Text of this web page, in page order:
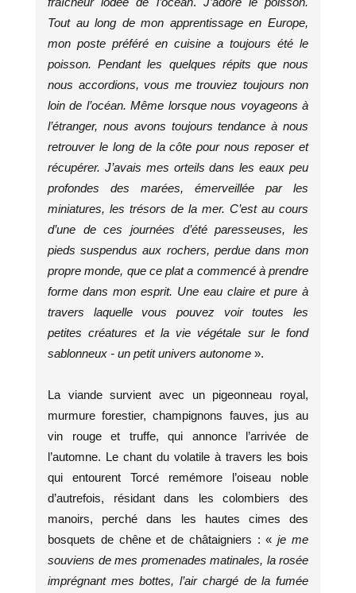
Tout au long de mon apprentissage en Europe,
mon poste préféré en cuisine a toujours été le
poisson. Pendant les quelques répits que nous
nous accordions, vous me trouviez toujours non
loin de l’océan. Même lorsque nous voyageons à
l’étranger, nous avons toujours tendance à nous
retrouver le long de la côte pour nous reposer et
récupérer. J’avais mes orteils dans les eaux peu
profondes des marées, émerveillée par les
miniatures, les trésors de la mer. C’est au cours
d’une de ces journées d’été paresseuses, les
pieds suspendus aux rochers, perdue dans mon
propre monde, que ce plat a commencé à prendre
forme dans mon esprit. Une eau claire et pure à
travers laquelle vous pouvez voir toutes les
petites créatures et la vie végétale sur le fond
sablonneux - un petit univers autonome ».
La viande survient avec un pigeonneau royal,
murmure forestier, champignons fauves, jus au
vin rouge et truffe, qui annonce l’arrivée de
l’automne. Le chant du volatile à travers les bois
qui entourent Torcé remémore l’oiseau noble
d’autrefois, résidant dans les colombiers des
manoirs, perché dans les hautes cimes des
bosquets de chêne et de châtaigniers : «je me
souviens de mes promenades matinales, la rosée
imprégnant mes bottes, l’air chargé de la fumée